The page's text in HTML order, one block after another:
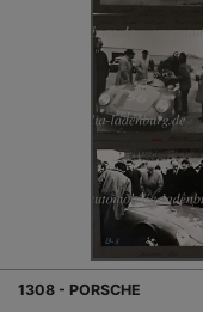
1308 - PORSCHE